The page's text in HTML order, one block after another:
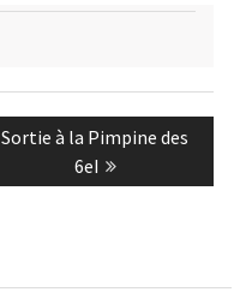
Next
Sortie à la Pimpine des
6eI